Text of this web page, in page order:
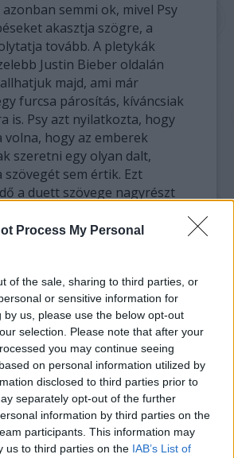
Process My Personal
of the sale, sharing to third parties, or
or sensitive information for
by us, please use the below opt-out
selection. Please note that after your
you may continue seeing
on personal information utilized by
disclosed to third parties prior to
separately opt-out of the further
information by third parties on the
participants. This information may
us to third parties on the IAB’s List of
semmi ok, mivel Psy
akasztja szögre, a
tovább. A pletykák
Justin Bieber oldalán
majd, ami már
furcsa párosítás, kíváncsiak
is. Psy azt nyilatkozta, hogy
volna, hogy az emberek
szeretni egy olyan dalt,
szövegét sem értik. Ezt
a duett szövege nagyrészt
annyira oda?
Psy eltűnik az egyslágeres
mivel számára a
többet jelent. A világ
egy kicsit magába nézhet,
hogy egy olyan dal vált
a piacon, amit eleinte senki
már így mennek a
tánci-tánci, jól hangzó
világ a lábad előtt hever. A
mutatta meg nekünk a